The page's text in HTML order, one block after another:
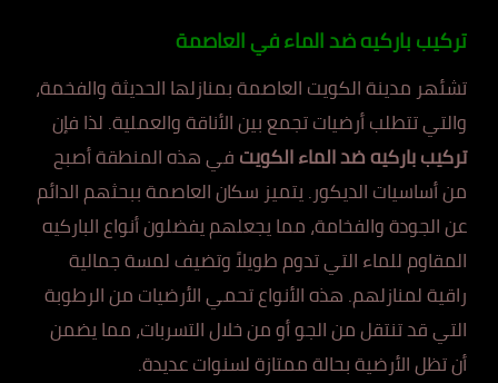
تركيب باركيه ضد الماء في العاصمة
تشئهر مدينة الكويت العاصمة بمنازلها الحديثة والفخمة،
والتي تتطلب أرضيات تجمع بين الأناقة والعملية. لذا فإن
تركيب باركيه ضد الماء الكويتفي هذه المنطقة أصبح
من أساسيات الديكور. يتميز سكان العاصمة ببحثهم الدائم
عن الجودة والفخامة، مما يجعلهم يفضلون أنواع الباركيه
المقاوم للماء التي تدوم طويلاً وتضيف لمسة جمالية
راقية لمنازلهم. هذه الأنواع تحمي الأرضيات من الرطوبة
التي قد تنتقل من الجو أو من خلال التسربات، مما يضمن
أن تظل الأرضية بحالة ممتازة لسنوات عديدة.